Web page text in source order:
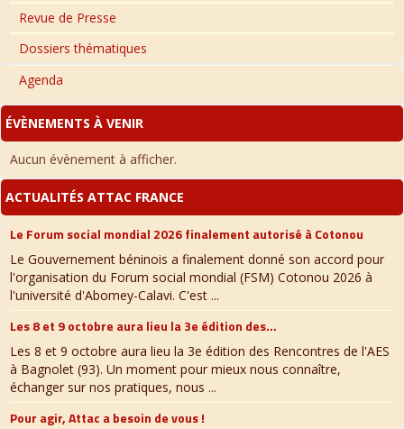
Revue de Presse
Dossiers thématiques
Agenda
ÉVÈNEMENTS À VENIR
Aucun évènement à afficher.
ACTUALITÉS ATTAC FRANCE
Le Forum social mondial 2026 finalement autorisé à Cotonou
Le Gouvernement béninois a finalement donné son accord pour
l'organisation du Forum social mondial (FSM) Cotonou 2026 à
l'université d'Abomey-Calavi. C'est ...
Les 8 et 9 octobre aura lieu la 3e édition des...
Les 8 et 9 octobre aura lieu la 3e édition des Rencontres de l'AES
à Bagnolet (93). Un moment pour mieux nous connaître,
échanger sur nos pratiques, nous ...
Pour agir, Attac a besoin de vous !